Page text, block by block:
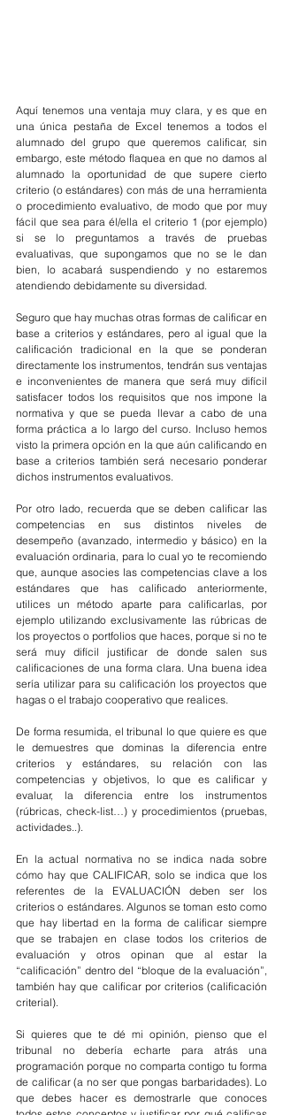
Aquí tenemos una ventaja muy clara, y es que en
una única pestaña de Excel tenemos a todos el
alumnado del grupo que queremos calificar, sin
embargo, este método flaquea en que no damos al
alumnado la oportunidad de que supere cierto
criterio (o estándares) con más de una herramienta
o procedimiento evaluativo, de modo que por muy
fácil que sea para él/ella el criterio 1 (por ejemplo)
si se lo preguntamos a través de pruebas
evaluativas, que supongamos que no se le dan
bien, lo acabará suspendiendo y no estaremos
atendiendo debidamente su diversidad.
Seguro que hay muchas otras formas de calificar en
base a criterios y estándares, pero al igual que la
calificación tradicional en la que se ponderan
directamente los instrumentos, tendrán sus ventajas
e inconvenientes de manera que será muy difícil
satisfacer todos los requisitos que nos impone la
normativa y que se pueda llevar a cabo de una
forma práctica a lo largo del curso. Incluso hemos
visto la primera opción en la que aún calificando en
base a criterios también será necesario ponderar
dichos instrumentos evaluativos.
Por otro lado, recuerda que se deben calificar las
competencias en sus distintos niveles de
desempeño (avanzado, intermedio y básico) en la
evaluación ordinaria, para lo cual yo te recomiendo
que, aunque asocies las competencias clave a los
estándares que has calificado anteriormente,
utilices un método aparte para calificarlas, por
ejemplo utilizando exclusivamente las rúbricas de
los proyectos o portfolios que haces, porque si no te
será muy difícil justificar de donde salen sus
calificaciones de una forma clara. Una buena idea
sería utilizar para su calificación los proyectos que
hagas o el trabajo cooperativo que realices.
De forma resumida, el tribunal lo que quiere es que
le demuestres que dominas la diferencia entre
criterios y estándares, su relación con las
competencias y objetivos, lo que es calificar y
evaluar, la diferencia entre los instrumentos
(rúbricas, check-list…) y procedimientos (pruebas,
actividades..).
En la actual normativa no se indica nada sobre
cómo hay que CALIFICAR, solo se indica que los
referentes de la EVALUACIÓN deben ser los
criterios o estándares. Algunos se toman esto como
que hay libertad en la forma de calificar siempre
que se trabajen en clase todos los criterios de
evaluación y otros opinan que al estar la
“calificación” dentro del “bloque de la evaluación”,
también hay que calificar por criterios (calificación
criterial).
Si quieres que te dé mi opinión, pienso que el
tribunal no debería echarte para atrás una
programación porque no comparta contigo tu forma
de calificar (a no ser que pongas barbaridades). Lo
que debes hacer es demostrarle que conoces